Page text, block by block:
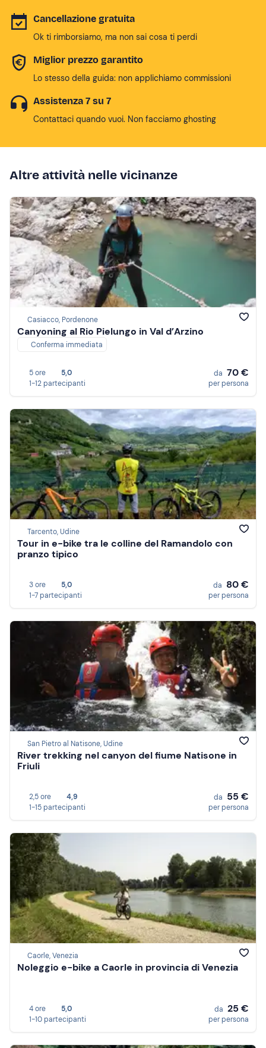
Cancellazione gratuita
Ok ti rimborsiamo, ma non sai cosa ti perdi
Miglior prezzo garantito
Lo stesso della guida: non applichiamo commissioni
Assistenza 7 su 7
Contattaci quando vuoi. Non facciamo ghosting
Altre attività nelle vicinanze
Casiacco, Pordenone
Canyoning al Rio Pielungo in Val d’Arzino
Conferma immediata
5 ore
5,0
1-12 partecipanti
da 70 €
per persona
Tarcento, Udine
Tour in e-bike tra le colline del Ramandolo con
pranzo tipico
3 ore
5,0
1-7 partecipanti
da 80 €
per persona
San Pietro al Natisone, Udine
River trekking nel canyon del fiume Natisone in
Friuli
2,5 ore
4,9
1-15 partecipanti
da 55 €
per persona
Caorle, Venezia
Noleggio e-bike a Caorle in provincia di Venezia
4 ore
5,0
1-10 partecipanti
da 25 €
per persona